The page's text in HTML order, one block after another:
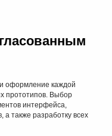
оформление каждой
прототипов. Выбор
интерфейса,
а также разработку всех